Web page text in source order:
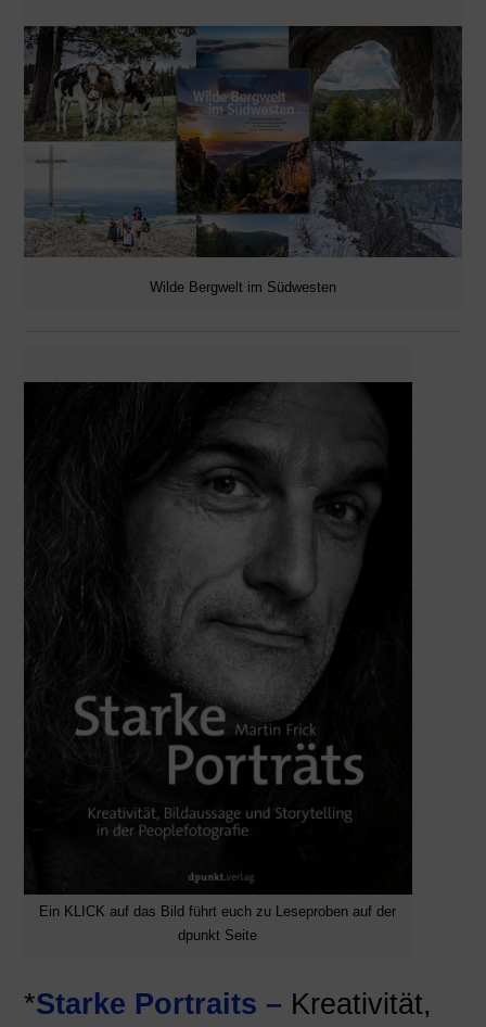
Wilde Bergwelt im Südwesten
Ein KLICK auf das Bild führt euch zu Leseproben auf der
dpunkt Seite
*Starke Portraits – Kreativität,